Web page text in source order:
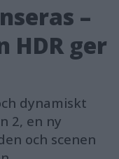
–
HDR ger
dynamiskt
2, en ny
och scenen